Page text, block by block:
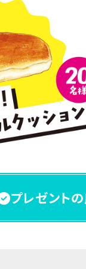
プレゼント